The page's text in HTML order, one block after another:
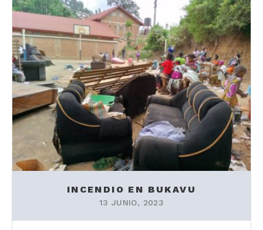
INCENDIO EN BUKAVU
13 JUNIO, 2023